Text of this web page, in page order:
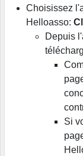
Choisissez
Helloasso:
Depuis
Si